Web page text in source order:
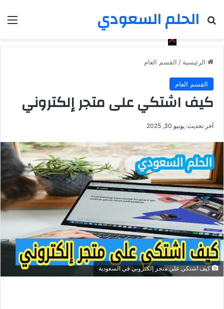
الحلم السعودي
بحث عن
الرئيسية / القسم العام
القسم العام
كيف اشتكي على متجر إلكتروني
آخر تحديث: يونيو 30, 2025
كيف اشتكي على متجر إلكتروني في السعودية